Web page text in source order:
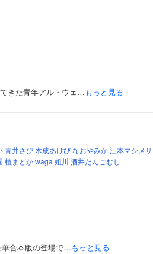
きた青年アル・ウェ…もっと見る
青井さび 木成あけび なおやみか 江本マシメサ
植まどか waga 姐川 酒井だんごむし
華合本版の登場で…もっと見る